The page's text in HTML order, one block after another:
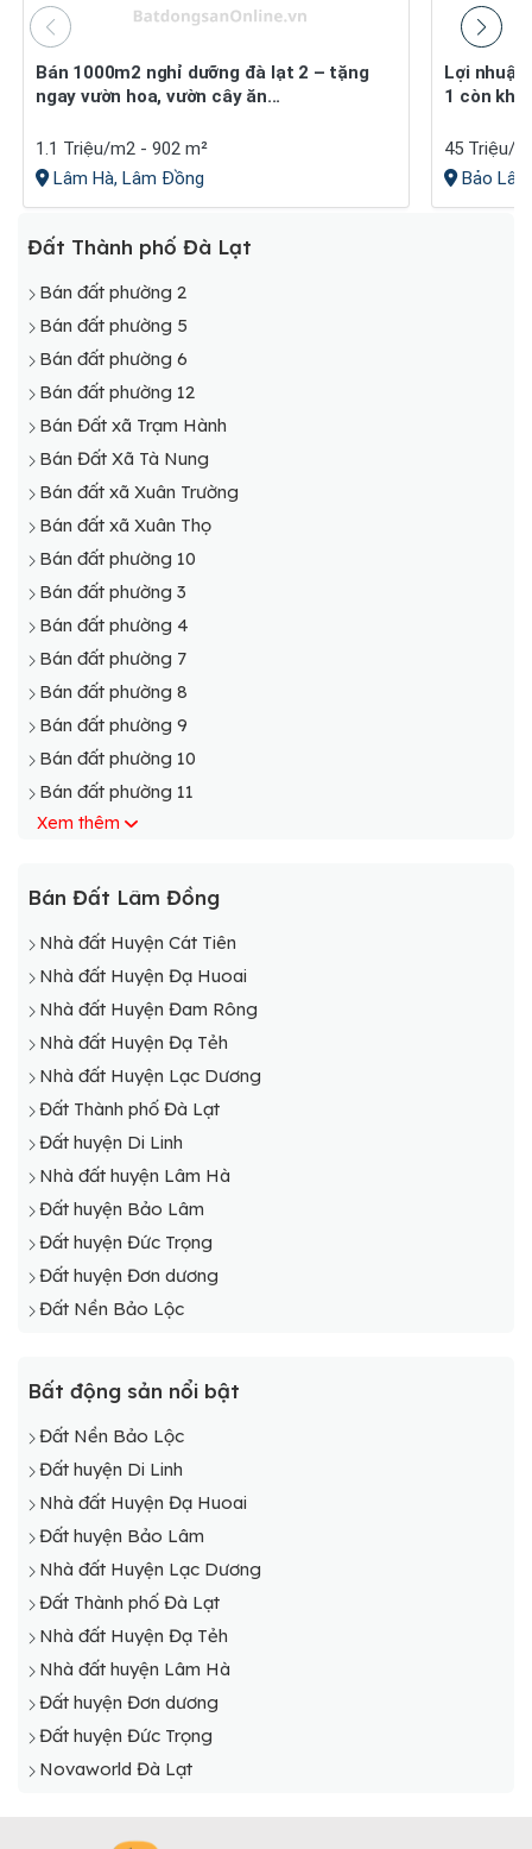
bán 1000m2 nghỉ dưỡng đà lạt 2 – tặng
ngay vườn hoa, vườn cây ăn...
1.1 Triệu/m2 - 902 m²
Lâm Hà, Lâm Đồng
Lợi nhuận 30-40% sau 1 năm. giá giai đoạn
1 còn khá
45 Triệu/
Bảo
Đất Thành phố Đà Lạt
Bán đất phường 2
Bán đất phường 5
Bán đất phường 6
Bán đất phường 12
Bán Đất xã Trạm Hành
Bán Đất Xã Tà Nung
Bán đất xã Xuân Trường
Bán đất xã Xuân Thọ
Bán đất phường 10
Bán đất phường 3
Bán đất phường 4
Bán đất phường 7
Bán đất phường 8
Bán đất phường 9
Bán đất phường 10
Bán đất phường 11
Xem thêm
Bán Đất Lâm Đồng
Nhà đất Huyện Cát Tiên
Nhà đất Huyện Đạ Huoai
Nhà đất Huyện Đam Rông
Nhà đất Huyện Đạ Tẻh
Nhà đất Huyện Lạc Dương
Đất Thành phố Đà Lạt
Đất huyện Di Linh
Nhà đất huyện Lâm Hà
Đất huyện Bảo Lâm
Đất huyện Đức Trọng
Đất huyện Đơn dương
Đất Nền Bảo Lộc
Bất động sản nổi bật
Đất Nền Bảo Lộc
Đất huyện Di Linh
Nhà đất Huyện Đạ Huoai
Đất huyện Bảo Lâm
Nhà đất Huyện Lạc Dương
Đất Thành phố Đà Lạt
Nhà đất Huyện Đạ Tẻh
Nhà đất huyện Lâm Hà
Đất huyện Đơn dương
Đất huyện Đức Trọng
Novaworld Đà Lạt